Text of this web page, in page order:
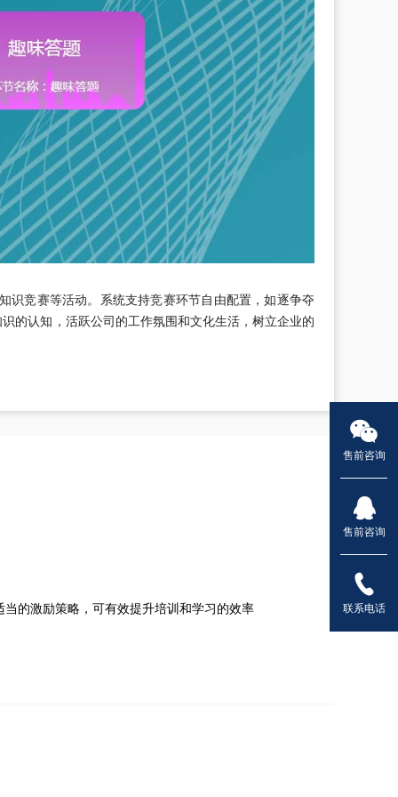
识竞赛等活动。系统支持竞赛环节自由配置，如逐争夺
的认知，活跃公司的工作氛围和文化生活，树立企业的
的激励策略，可有效提升培训和学习的效率
售前咨询
售前咨询
联系电话